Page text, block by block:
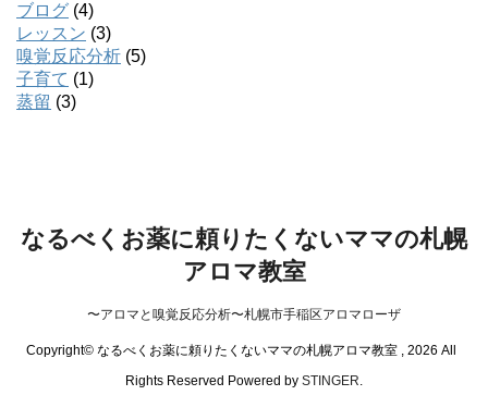
ブログ (4)
レッスン (3)
嗅覚反応分析 (5)
子育て (1)
蒸留 (3)
なるべくお薬に頼りたくないママの札幌
アロマ教室
〜アロマと嗅覚反応分析〜札幌市手稲区アロマローザ
Copyright© なるべくお薬に頼りたくないママの札幌アロマ教室 , 2026 All
Rights Reserved Powered by STINGER.